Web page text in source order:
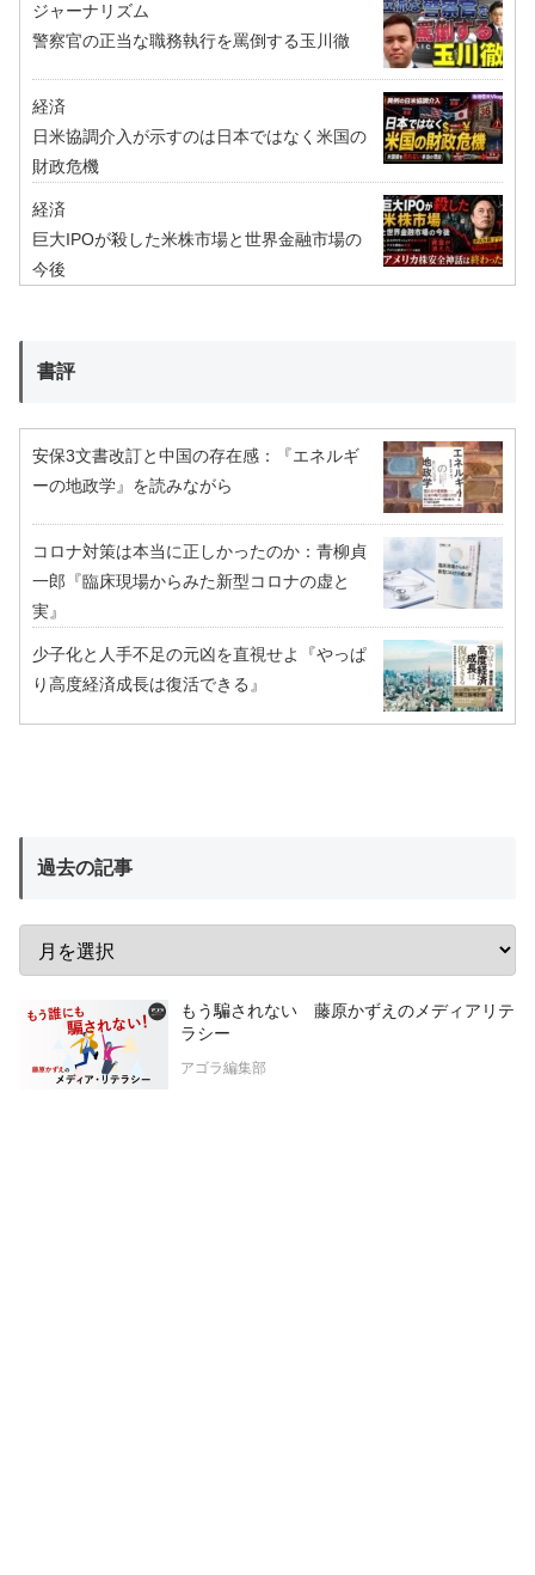
ジャーナリズム
警察官の正当な職務執行を罵倒する玉川徹
経済
日米協調介入が示すのは日本ではなく米国の
財政危機
経済
巨大IPOが殺した米株市場と世界金融市場の
今後
書評
安保3文書改訂と中国の存在感：『エネルギ
ーの地政学』を読みながら
コロナ対策は本当に正しかったのか：青柳貞
一郎『臨床現場からみた新型コロナの虚と
実』
少子化と人手不足の元凶を直視せよ『やっぱ
り高度経済成長は復活できる』
過去の記事
もう騙されない 藤原かずえのメディアリテ
ラシー
アゴラ編集部